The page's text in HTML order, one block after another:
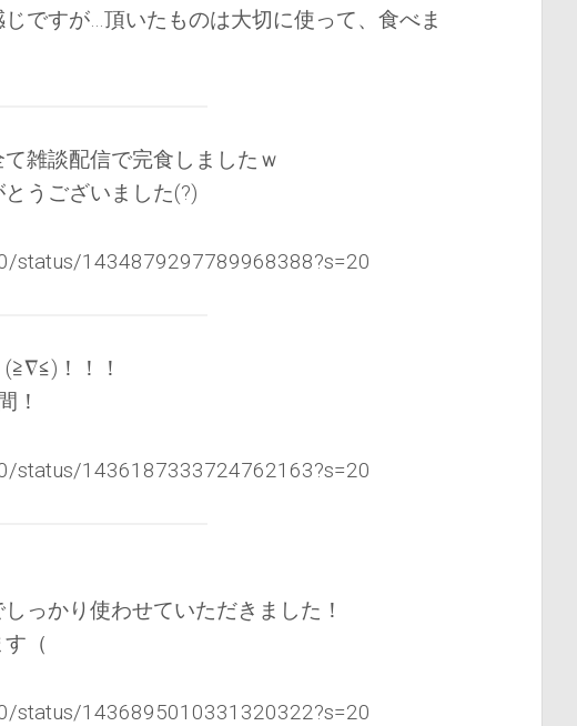
ですが…頂いたものは大切に使って、食べま
雑談配信で完食しましたｗ
うございました(?)
status/1434879297789968388?s=20
！！！
！
status/1436187333724762163?s=20
っかり使わせていただきました！
（
status/1436895010331320322?s=20